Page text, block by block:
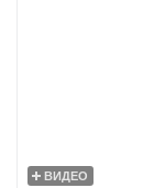
ВИДЕО